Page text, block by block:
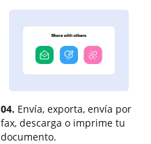
04. Envía, exporta, envía por
fax, descarga o imprime tu
documento.